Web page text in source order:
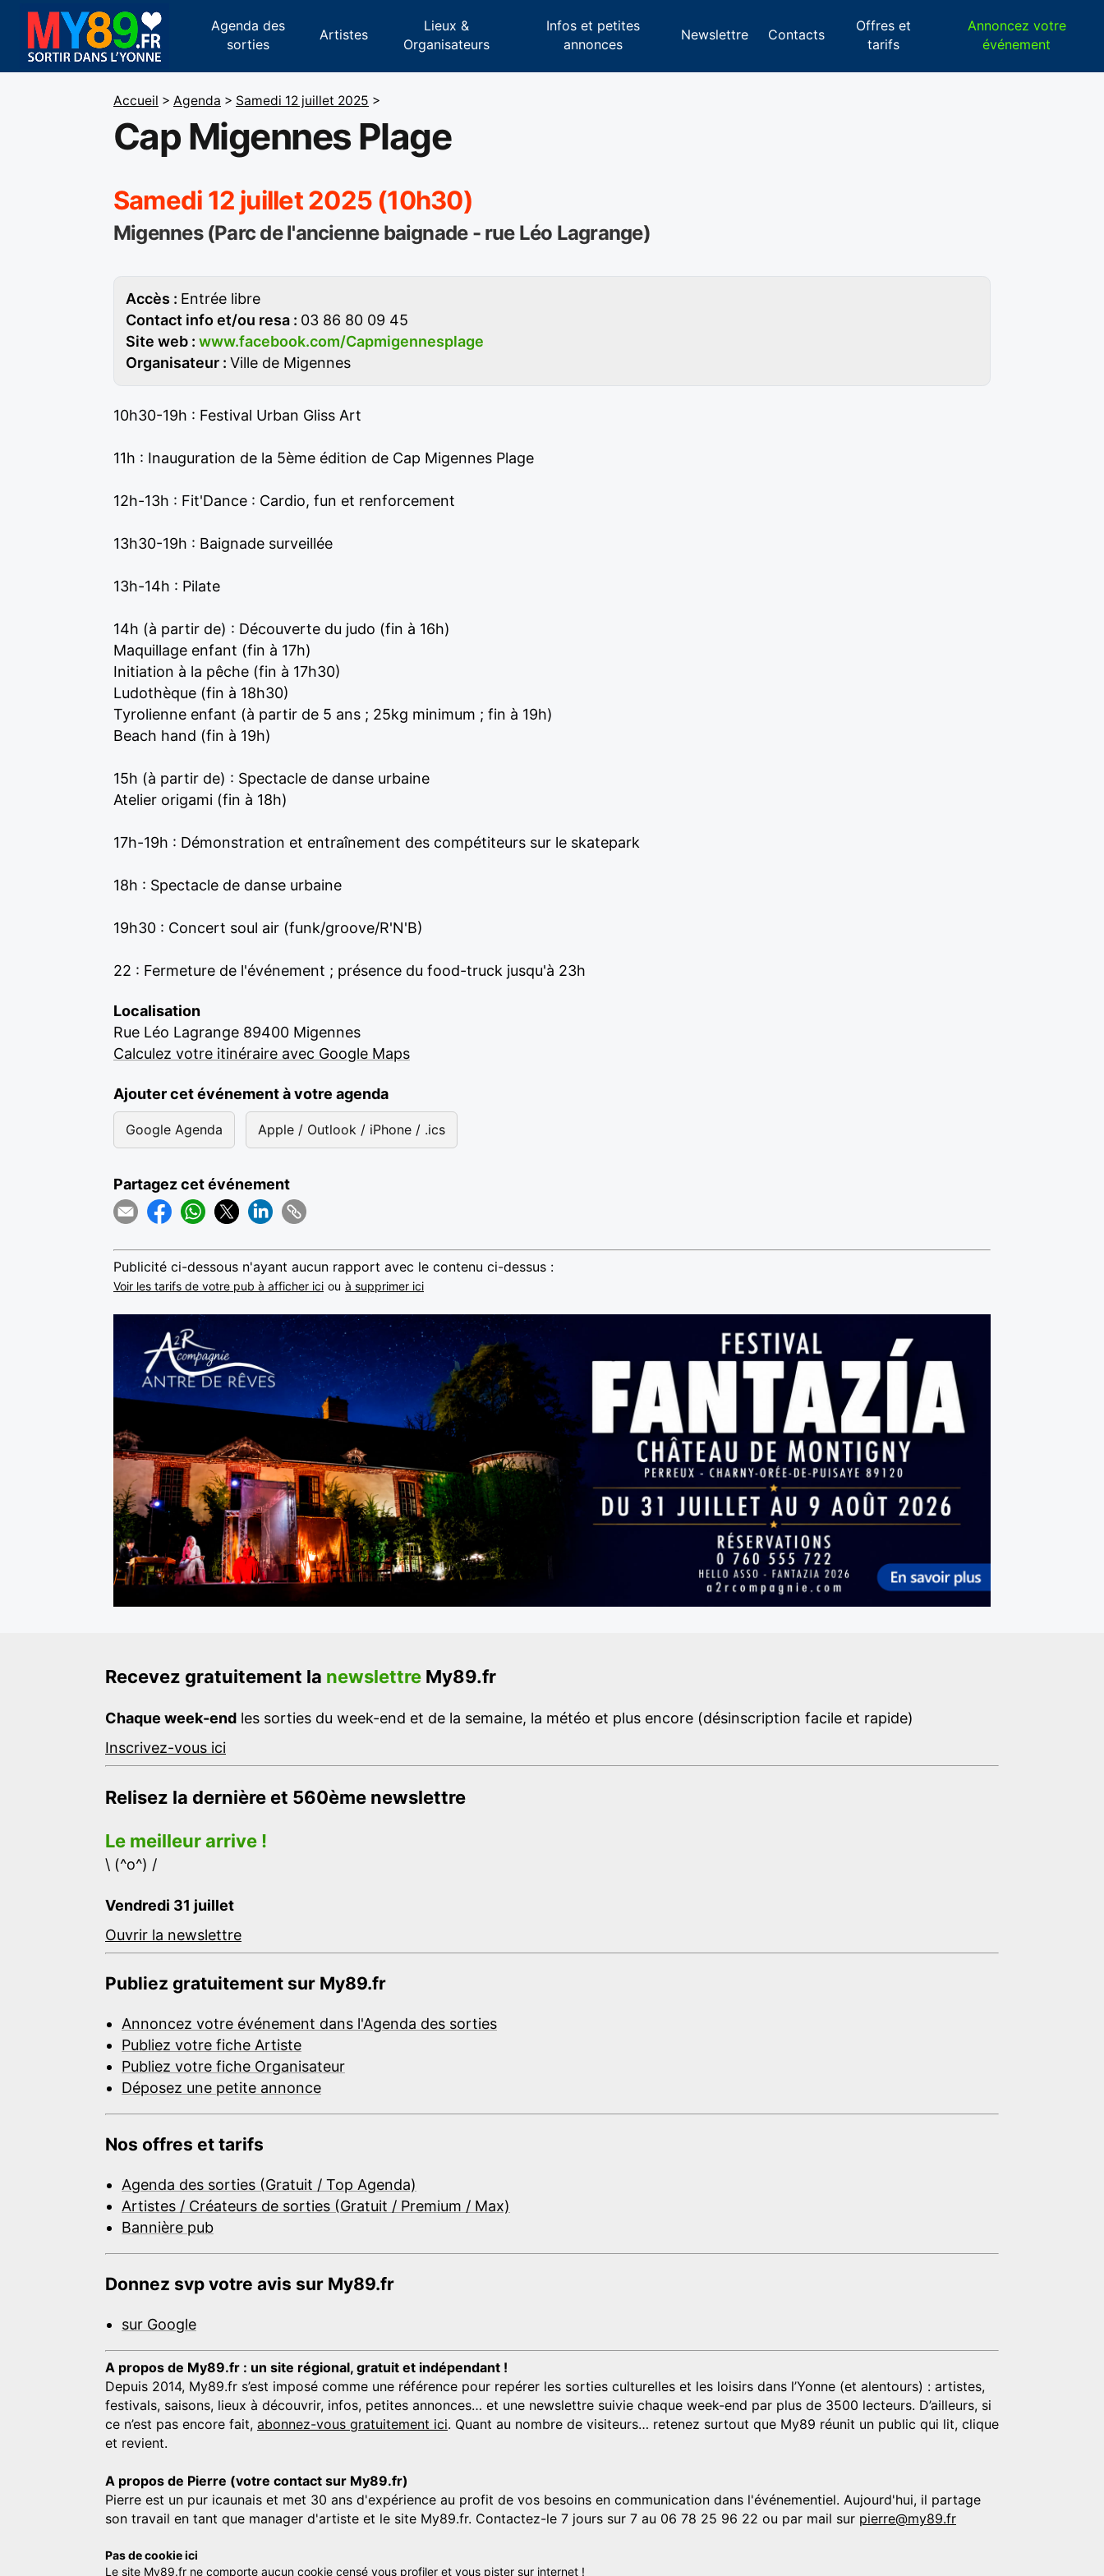
Agenda des
sorties
Artistes
Lieux &
Organisateurs
Infos et petites
annonces
Newslettre Contacts
Offres et
tarifs
Annoncez votre
événement
Accueil > Agenda > Samedi 12 juillet 2025 >
Cap Migennes Plage
Samedi 12 juillet 2025 (10h30)
Migennes (Parc de l'ancienne baignade - rue Léo Lagrange)
Accès : Entrée libre
Contact info et/ou resa : 03 86 80 09 45
Site web : www.facebook.com/Capmigennesplage
Organisateur : Ville de Migennes
10h30-19h : Festival Urban Gliss Art
11h : Inauguration de la 5ème édition de Cap Migennes Plage
12h-13h : Fit'Dance : Cardio, fun et renforcement
13h30-19h : Baignade surveillée
13h-14h : Pilate
14h (à partir de) : Découverte du judo (fin à 16h)
Maquillage enfant (fin à 17h)
Initiation à la pêche (fin à 17h30)
Ludothèque (fin à 18h30)
Tyrolienne enfant (à partir de 5 ans ; 25kg minimum ; fin à 19h)
Beach hand (fin à 19h)
15h (à partir de) : Spectacle de danse urbaine
Atelier origami (fin à 18h)
17h-19h : Démonstration et entraînement des compétiteurs sur le skatepark
18h : Spectacle de danse urbaine
19h30 : Concert soul air (funk/groove/R'N'B)
22 : Fermeture de l'événement ; présence du food-truck jusqu'à 23h
Localisation
Rue Léo Lagrange 89400 Migennes
Calculez votre itinéraire avec Google Maps
Ajouter cet événement à votre agenda
Google Agenda Apple / Outlook / iPhone / .ics
Partagez cet événement
Publicité ci-dessous n'ayant aucun rapport avec le contenu ci-dessus :
Voir les tarifs de votre pub à afficher ici ou à supprimer ici
Recevez gratuitement la newslettre My89.fr
Chaque week-end les sorties du week-end et de la semaine, la météo et plus encore (désinscription facile et rapide)
Inscrivez-vous ici
Relisez la dernière et 560ème newslettre
Le meilleur arrive !
\ (^o^) /
Vendredi 31 juillet
Ouvrir la newslettre
Publiez gratuitement sur My89.fr
Annoncez votre événement dans l'Agenda des sorties
Publiez votre fiche Artiste
Publiez votre fiche Organisateur
Déposez une petite annonce
Nos offres et tarifs
Agenda des sorties (Gratuit / Top Agenda)
Artistes / Créateurs de sorties (Gratuit / Premium / Max)
Bannière pub
Donnez svp votre avis sur My89.fr
sur Google
A propos de My89.fr : un site régional, gratuit et indépendant !
Depuis 2014, My89.fr s’est imposé comme une référence pour repérer les sorties culturelles et les loisirs dans l’Yonne (et alentours) : artistes,
festivals, saisons, lieux à découvrir, infos, petites annonces… et une newslettre suivie chaque week-end par plus de 3500 lecteurs. D’ailleurs, si
ce n’est pas encore fait, abonnez-vous gratuitement ici. Quant au nombre de visiteurs… retenez surtout que My89 réunit un public qui lit, clique
et revient.
A propos de Pierre (votre contact sur My89.fr)
Pierre est un pur icaunais et met 30 ans d'expérience au profit de vos besoins en communication dans l'événementiel. Aujourd'hui, il partage
son travail en tant que manager d'artiste et le site My89.fr. Contactez-le 7 jours sur 7 au 06 78 25 96 22 ou par mail sur pierre@my89.fr
Pas de cookie ici
Le site My89.fr ne comporte aucun cookie censé vous profiler et vous pister sur internet !